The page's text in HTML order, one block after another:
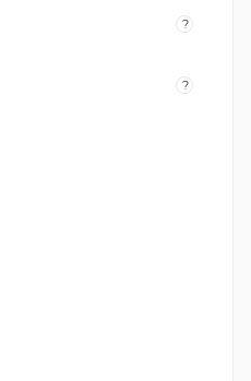
?
?